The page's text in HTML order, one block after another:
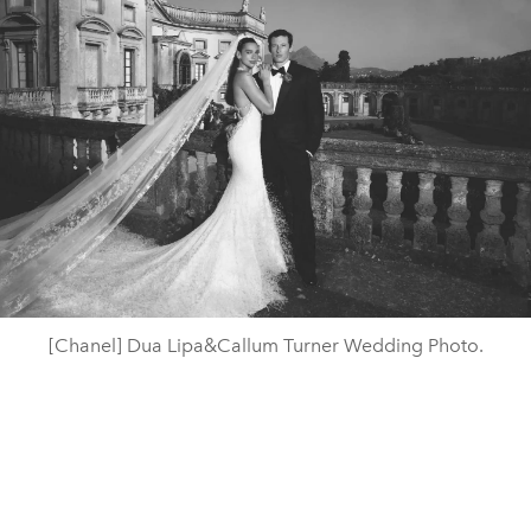
[Chanel] Dua Lipa&Callum Turner Wedding Photo.